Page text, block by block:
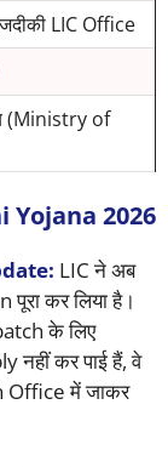
LIC Office
(Ministry of
2026
LIC ने अब
कर लिया है।
के लिए
नहीं कर पाई हैं, वे
Office में जाकर